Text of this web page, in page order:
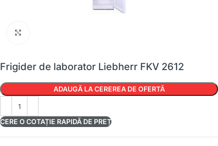
Frigider de laborator Liebherr FKV 2612
ADAUGĂ LA CEREREA DE OFERTĂ
CERE O COTAȚIE RAPIDĂ DE PREȚ